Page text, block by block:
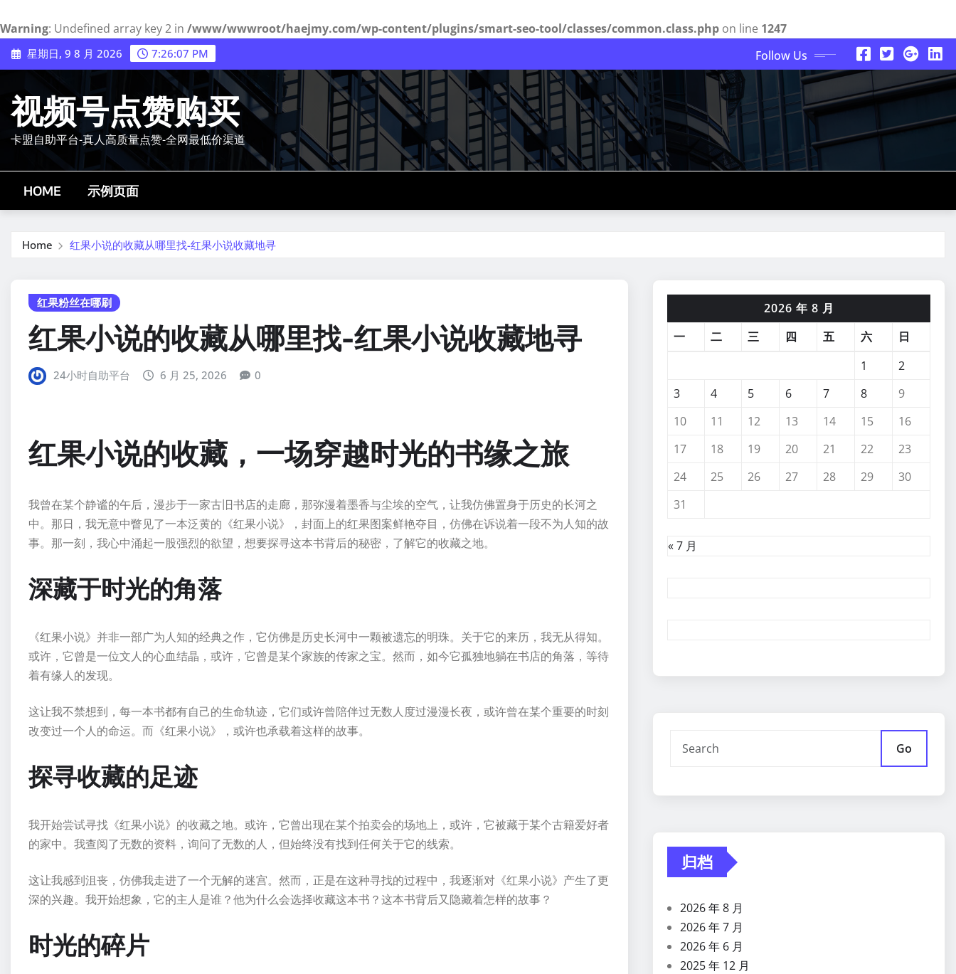
Warning: Undefined array key 2 in /www/wwwroot/haejmy.com/wp-content/plugins/smart-seo-tool/classes/common.class.php on line 1247
Skip
to
星期日, 9 8 月 2026 7:26:08 PM Follow Us
视频号点赞购买
卡盟自助平台-真人高质量点赞-全网最低价渠道
HOME 示例页面
Home 红果小说的收藏从哪里找-红果小说收藏地寻
红果粉丝在哪刷
红果小说的收藏从哪里找-红果小说收藏地寻
24小时自助平台 6 月 25, 2026 0
红果小说的收藏，一场穿越时光的书缘之旅
我曾在某个静谧的午后，漫步于一家古旧书店的走廊，那弥漫着墨香与尘埃的空气，让我仿佛置身于历史的长河之
中。那日，我无意中瞥见了一本泛黄的《红果小说》，封面上的红果图案鲜艳夺目，仿佛在诉说着一段不为人知的故
事。那一刻，我心中涌起一股强烈的欲望，想要探寻这本书背后的秘密，了解它的收藏之地。
深藏于时光的角落
《红果小说》并非一部广为人知的经典之作，它仿佛是历史长河中一颗被遗忘的明珠。关于它的来历，我无从得知。
或许，它曾是一位文人的心血结晶，或许，它曾是某个家族的传家之宝。然而，如今它孤独地躺在书店的角落，等待
着有缘人的发现。
这让我不禁想到，每一本书都有自己的生命轨迹，它们或许曾陪伴过无数人度过漫漫长夜，或许曾在某个重要的时刻
改变过一个人的命运。而《红果小说》，或许也承载着这样的故事。
探寻收藏的足迹
我开始尝试寻找《红果小说》的收藏之地。或许，它曾出现在某个拍卖会的场地上，或许，它被藏于某个古籍爱好者
的家中。我查阅了无数的资料，询问了无数的人，但始终没有找到任何关于它的线索。
这让我感到沮丧，仿佛我走进了一个无解的迷宫。然而，正是在这种寻找的过程中，我逐渐对《红果小说》产生了更
深的兴趣。我开始想象，它的主人是谁？他为什么会选择收藏这本书？这本书背后又隐藏着怎样的故事？
时光的碎片
2026 年 8 月
一
二 三 四 五 六
日
1
2
3
4 5 6 7 8
9
10
11 12 13 14 15
16
17
18 19 20 21 22
23
24
25 26 27 28 29
30
31
« 7 月
Go
归档
2026 年 8 月
2026 年 7 月
2026 年 6 月
2025 年 12 月